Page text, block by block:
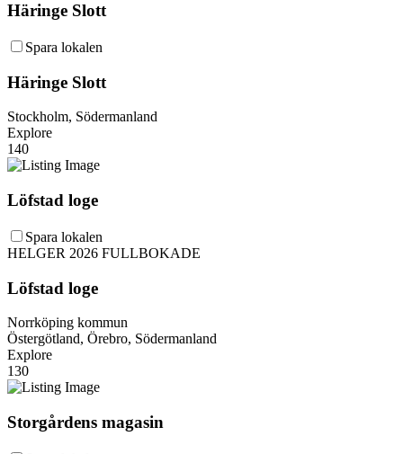
Häringe Slott
Spara lokalen
Häringe Slott
Stockholm, Södermanland
Explore
140
Löfstad loge
Spara lokalen
HELGER 2026 FULLBOKADE
Löfstad loge
Norrköping kommun
Östergötland, Örebro, Södermanland
Explore
130
Storgårdens magasin